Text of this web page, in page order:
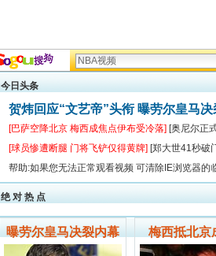
今日头条
贺炜回应“文艺帝”头衔 曝劳尔皇马决
[巴萨空降北京 梅西成焦点伊布受冷落] [奥尼尔正
[球员惨遭断腿 门将飞铲仅得黄牌] [郑大世41秒破
帮助:如果您无法正常观看视频 可清除IE浏览器的
绝 对 热 点
曝劳尔皇马决裂内幕 梅西抵北京